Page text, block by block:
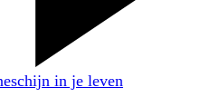
in je leven